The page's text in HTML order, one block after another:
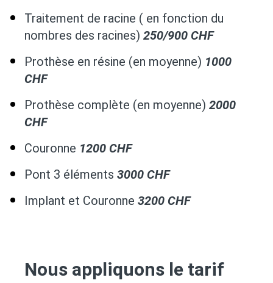
Traitement de racine ( en fonction du
nombres des racines) 250/900 CHF
Prothèse en résine (en moyenne) 1000
CHF
Prothèse complète (en moyenne) 2000
CHF
Couronne 1200 CHF
Pont 3 éléments 3000 CHF
Implant et Couronne 3200 CHF
Nous appliquons le tarif